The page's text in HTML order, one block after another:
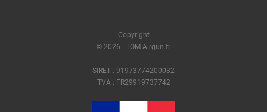
Copyright
© 2026 - TOM-Airgun.fr
SIRET : 91973774200032
TVA : FR29919737742